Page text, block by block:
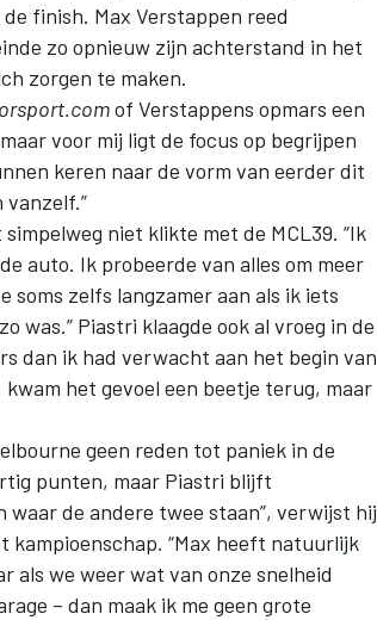
de finish. Max Verstappen reed
zo opnieuw zijn achterstand in het
zorgen te maken.
of Verstappens opmars een
voor mij ligt de focus op begrijpen
keren naar de vorm van eerder dit
niet klikte met de MCL39. “Ik
auto. Ik probeerde van alles om meer
zelfs langzamer aan als ik iets
was.” Piastri klaagde ook al vroeg in de
dan ik had verwacht aan het begin van
het gevoel een beetje terug, maar
geen reden tot paniek in de
punten, maar Piastri blijft
de andere twee staan”, verwijst hij
kampioenschap. “Max heeft natuurlijk
als we weer wat van onze snelheid
– dan maak ik me geen grote